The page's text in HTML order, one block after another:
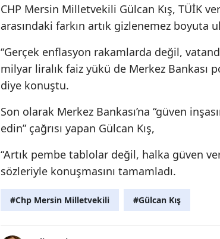
CHP Mersin Milletvekili Gülcan Kış, TÜİK
arasındaki farkın artık gizlenemez boyuta
“Gerçek enflasyon rakamlarda değil,
milyar liralık faiz yükü de Merkez Bankası
diye konuştu.
Son olarak Merkez Bankası’na “güven
edin” çağrısı yapan Gülcan Kış,
“Artık pembe tablolar değil, halka güven
sözleriyle konuşmasını tamamladı.
#Chp Mersin Milletvekili #Gülcan Kış